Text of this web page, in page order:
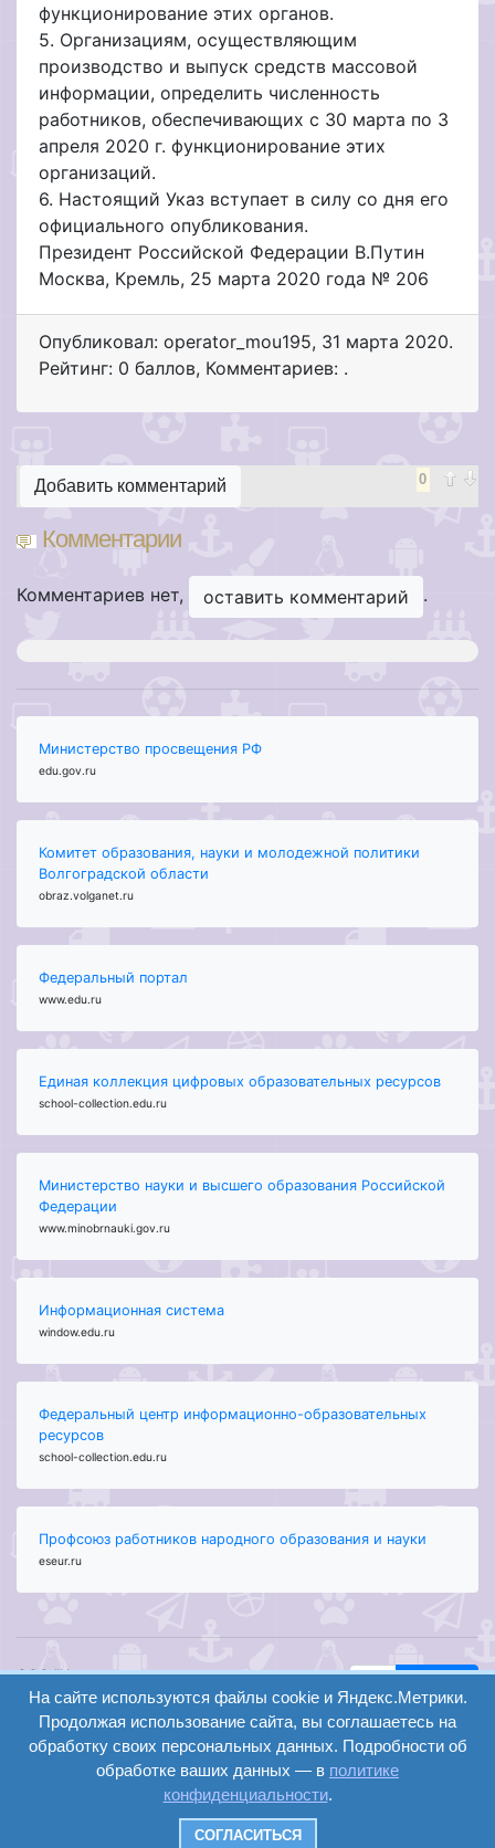
функционирование этих органов.
5. Организациям, осуществляющим
производство и выпуск средств массовой
информации, определить численность
работников, обеспечивающих с 30 марта по 3
апреля 2020 г. функционирование этих
организаций.
6. Настоящий Указ вступает в силу со дня его
официального опубликования.
Президент Российской Федерации В.Путин
Москва, Кремль, 25 марта 2020 года № 206
Опубликовал: operator_mou195, 31 марта 2020.
Рейтинг: 0 баллов, Комментариев: .
0
Добавить комментарий
Комментарии
Комментариев нет, оставить комментарий .
Министерство просвещения РФ
edu.gov.ru
Комитет образования, науки и молодежной политики
Волгоградской области
obraz.volganet.ru
Федеральный портал
www.edu.ru
Единая коллекция цифровых образовательных ресурсов
school-collection.edu.ru
Министерство науки и высшего образования Российской
Федерации
www.minobrnauki.gov.ru
Информационная система
window.edu.ru
Федеральный центр информационно-образовательных
ресурсов
school-collection.edu.ru
Профсоюз работников народного образования и науки
eseur.ru
ООО "Центр
образования и
консалтинга"
Волгоград 2008-
2026
вход
регистрация
Версия
сайта для
слабовидящих
На сайте используются файлы cookie и Яндекс.Метрики.
Продолжая использование сайта, вы соглашаетесь на
обработку своих персональных данных. Подробности об
обработке ваших данных — в политике
конфиденциальности.
СОГЛАСИТЬСЯ